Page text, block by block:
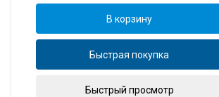
В корзину
Быстрая покупка
Быстрый просмотр